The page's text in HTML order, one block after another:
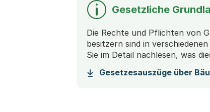
Gesetzliche
Die Rechte und Pflichten von
besitzern sind in
Sie im Detail nachlesen, was
Gesetzesauszüge über